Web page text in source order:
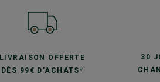
LIVRAISON OFFERTE
DÈS 99€ D'ACHATS*
30